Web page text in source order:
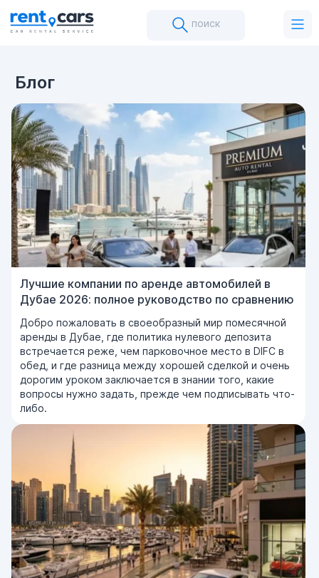
поиск
Блог
Лучшие компании по аренде автомобилей в
Дубае 2026: полное руководство по сравнению
Добро пожаловать в своеобразный мир помесячной
аренды в Дубае, где политика нулевого депозита
встречается реже, чем парковочное место в DIFC в
обед, и где разница между хорошей сделкой и очень
дорогим уроком заключается в знании того, какие
вопросы нужно задать, прежде чем подписывать что-
либо.